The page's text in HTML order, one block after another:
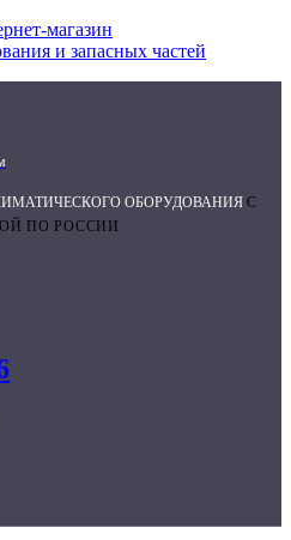
магазин
и запасных частей
ОБОРУДОВАНИЯ С
ПО РОССИИ